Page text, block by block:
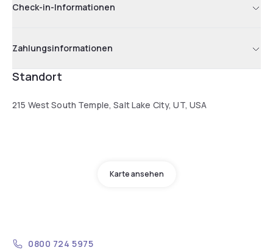
Check-in-Informationen
Zahlungsinformationen
Standort
215 West South Temple, Salt Lake City, UT, USA
Karte ansehen
0800 724 5975